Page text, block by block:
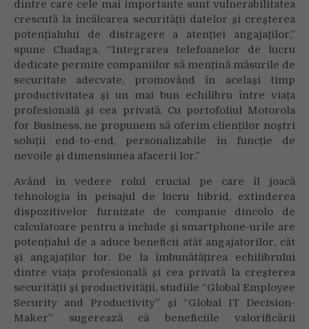
dintre care cele mai importante sunt vulnerabilitatea
crescută la încălcarea securității datelor și creșterea
potențialului de distragere a atenției angajaților,”
spune Chadaga. “Integrarea telefoanelor de lucru
dedicate permite companiilor să mențină măsurile de
securitate adecvate, promovând în același timp
productivitatea și un mai bun echilibru între viața
profesională și cea privată. Cu portofoliul Motorola
for Business, ne propunem să oferim clienților noștri
soluții end-to-end, personalizabile în funcție de
nevoile și dimensiunea afacerii lor.”
Având în vedere rolul crucial pe care îl joacă
tehnologia în peisajul de lucru hibrid, extinderea
dispozitivelor furnizate de companie dincolo de
calculatoare pentru a include și smartphone-urile are
potențialul de a aduce beneficii atât angajatorilor, cât
și angajaților lor. De la îmbunătățirea echilibrului
dintre viața profesională și cea privată la creșterea
securității și productivității, studiile “Global Employee
Security and Productivity” și “Global IT Decision-
Maker” sugerează că beneficiile valorificării